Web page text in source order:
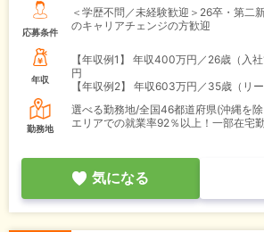
応募条件
＜学歴不問／未経験歓迎＞26卒・第二
のキャリアチェンジの方歓迎
年収
【年収例1】
年収400万円／26歳（入
円
【年収例2】
年収603万円／35歳（リ
勤務地
選べる勤務地/全国46都道府県(沖縄を
エリアでの就業率92％以上！一部在宅
気になる